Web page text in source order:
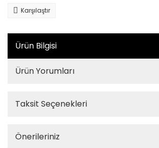
Karşılaştır
Ürün Bilgisi
Ürün Yorumları
Taksit Seçenekleri
Önerileriniz